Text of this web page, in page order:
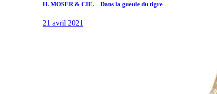
H. MOSER & CIE. – Dans la gueule du tigre
21 avril 2021